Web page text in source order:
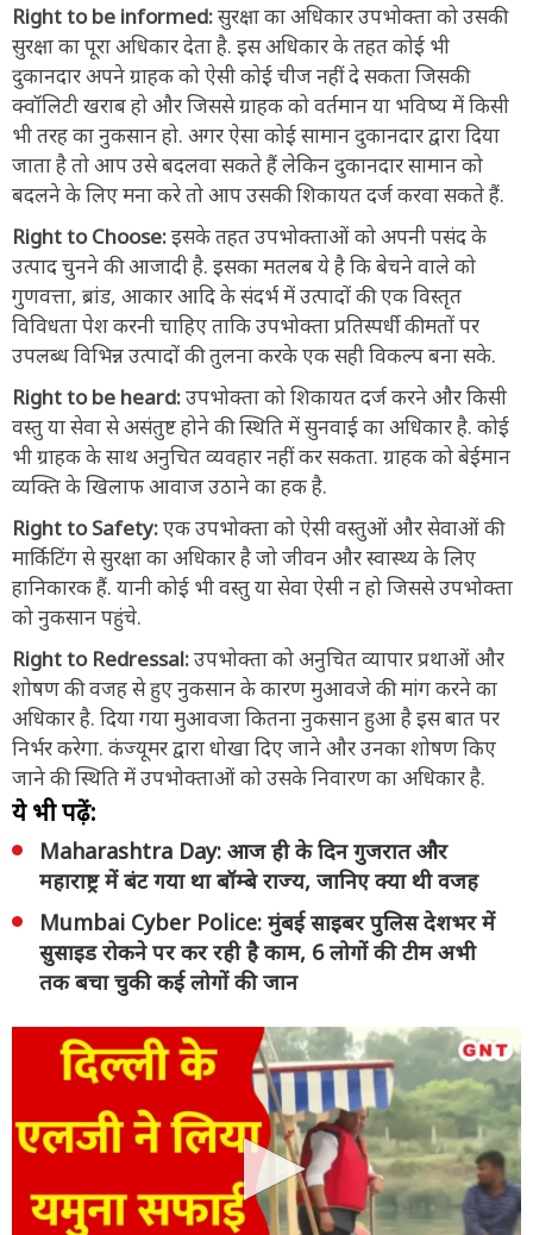
Right to be informed:सुरक्षा का अधिकार उपभोक्ता को उसकी
सुरक्षा का पूरा अधिकार देता है. इस अधिकार के तहत कोई भी
दुकानदार अपने ग्राहक को ऐसी कोई चीज नहीं दे सकता जिसकी
क्वॉलिटी खराब हो और जिससे ग्राहक को वर्तमान या भविष्‍य में किसी
भी तरह का नुकसान हो. अगर ऐसा कोई सामान दुकानदार द्वारा दिया
जाता है तो आप उसे बदलवा सकते हैं लेकिन दुकानदार सामान को
बदलने के लिए मना करे तो आप उसकी शिकायत दर्ज करवा सकते हैं.
Right to Choose:इसके तहत उपभोक्ताओं को अपनी पसंद के
उत्पाद चुनने की आजादी है. इसका मतलब ये है कि बेचने वाले को
गुणवत्ता, ब्रांड, आकार आदि के संदर्भ में उत्पादों की एक विस्तृत
विविधता पेश करनी चाहिए ताकि उपभोक्ता प्रतिस्पर्धी कीमतों पर
उपलब्ध विभिन्न उत्पादों की तुलना करके एक सही विकल्प बना सके.
Right to be heard:उपभोक्ता को शिकायत दर्ज करने और किसी
वस्तु या सेवा से असंतुष्ट होने की स्थिति में सुनवाई का अधिकार है. कोई
भी ग्राहक के साथ अनुचित व्यवहार नहीं कर सकता. ग्राहक को बेईमान
व्यक्ति के खिलाफ आवाज उठाने का हक है.
Right to Safety:एक उपभोक्ता को ऐसी वस्तुओं और सेवाओं की
मार्किटिंग से सुरक्षा का अधिकार है जो जीवन और स्वास्थ्य के लिए
हानिकारक हैं. यानी कोई भी वस्तु या सेवा ऐसी न हो जिससे उपभोक्ता
को नुकसान पहुंचे.
Right to Redressal:उपभोक्ता को अनुचित व्यापार प्रथाओं और
शोषण की वजह से हुए नुकसान के कारण मुआवजे की मांग करने का
अधिकार है. दिया गया मुआवजा कितना नुकसान हुआ है इस बात पर
निर्भर करेगा. कंज्यूमर द्वारा धोखा दिए जाने और उनका शोषण किए
जाने की स्थिति में उपभोक्ताओं को उसके निवारण का अधिकार है.
ये भी पढ़ें:
Maharashtra Day: आज ही के दिन गुजरात और
महाराष्ट्र में बंट गया था बॉम्बे राज्य, जानिए क्या थी वजह
Mumbai Cyber Police: मुंबई साइबर पुलिस देशभर में
सुसाइड रोकने पर कर रही है काम, 6 लोगों की टीम अभी
तक बचा चुकी कई लोगों की जान